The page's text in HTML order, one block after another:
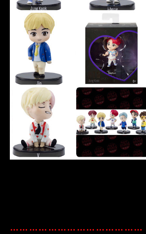
……………………………………